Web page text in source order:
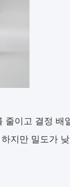
줄이고 결정 배
지만 밀도가